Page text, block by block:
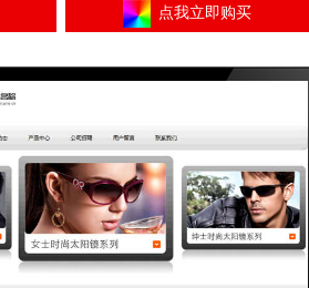
点我立即购买